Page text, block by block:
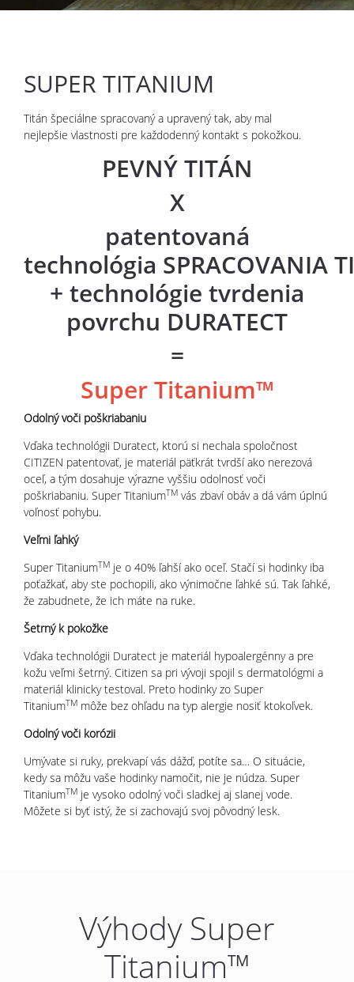
SUPER TITANIUM
Titán špeciálne spracovaný a upravený tak, aby mal
nejlepšie vlastnosti pre každodenný kontakt s pokožkou.
PEVNÝ TITÁN
X
patentovaná
technológia SPRACOVANIA
+ technológie tvrdenia
povrchu DURATECT
=
Super Titanium™
Odolný voči poškriabaniu
Vďaka technológii Duratect, ktorú si nechala spoločnost
CITIZEN patentovať, je materiál päťkrát tvrdší ako nerezová
oceľ, a tým dosahuje výrazne vyššiu odolnosť voči
poškriabaniu. Super TitaniumTM vás zbaví obáv a dá vám úplnú
voľnosť pohybu.
Veľmi ľahký
Super TitaniumTM je o 40% ľahší ako oceľ. Stačí si hodinky iba
poťažkať, aby ste pochopili, ako výnimočne ľahké sú. Tak ľahké,
že zabudnete, že ich máte na ruke.
Šetrný k pokožke
Vďaka technológii Duratect je materiál hypoalergénny a pre
kožu veľmi šetrný. Citizen sa pri vývoji spojil s dermatológmi a
materiál klinicky testoval. Preto hodinky zo Super
TitaniumTM môže bez ohľadu na typ alergie nosiť ktokoľvek.
Odolný voči korózii
Umývate si ruky, prekvapí vás dážď, potíte sa… O situácie,
kedy sa môžu vaše hodinky namočit, nie je núdza. Super
TitaniumTM je vysoko odolný voči sladkej aj slanej vode.
Môžete si byť istý, že si zachovajú svoj pôvodný lesk.
Výhody Super
Titanium™